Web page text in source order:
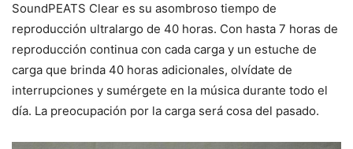
SoundPEATS Clear es su asombroso tiempo de
reproducción ultralargo de 40 horas. Con hasta 7 horas de
reproducción continua con cada carga y un estuche de
carga que brinda 40 horas adicionales, olvídate de
interrupciones y sumérgete en la música durante todo el
día. La preocupación por la carga será cosa del pasado.